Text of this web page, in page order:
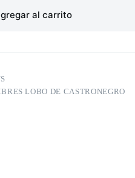
al carrito
LOBO DE CASTRONEGRO